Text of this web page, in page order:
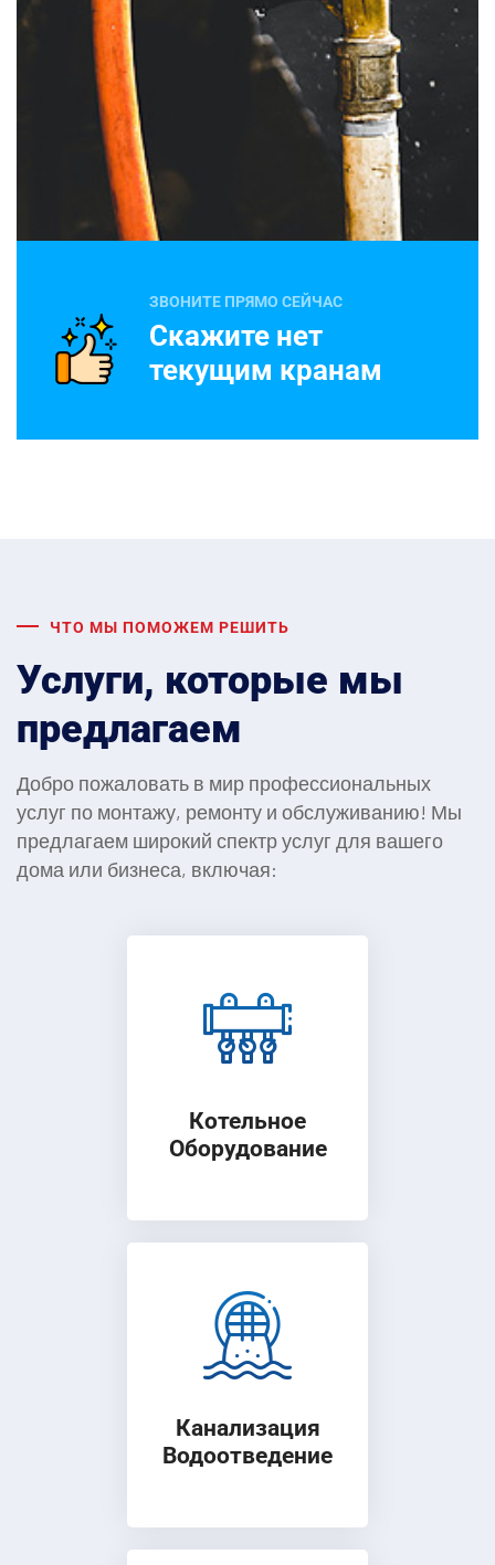
ЗВОНИТЕ ПРЯМО СЕЙЧАС
Скажите нет
текущим кранам
ЧТО МЫ ПОМОЖЕМ РЕШИТЬ
Услуги, которые мы
предлагаем
Добро пожаловать в мир профессиональных
услуг по монтажу, ремонту и обслуживанию! Мы
предлагаем широкий спектр услуг для вашего
дома или бизнеса, включая:
Котельное
Оборудование
Канализация
Водоотведение